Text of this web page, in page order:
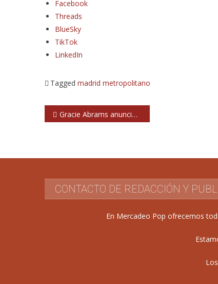
Facebook
Threads
BlueSky
TikTok
LinkedIn
Tagged madrid metropolitano
Navegación
Gracie Abrams anuncia dos shows en el Palau Sant Jordi de Barcelona en mayo de 2027
CONTACTO DE REDACCIÓN Y
En Mercadeo Pop ofrecemos